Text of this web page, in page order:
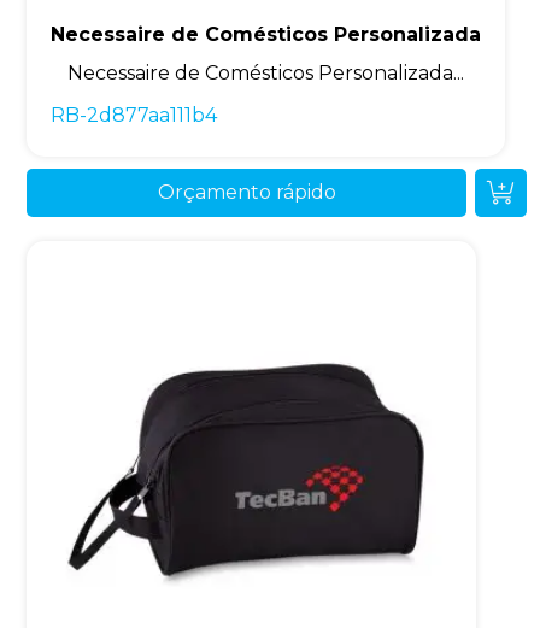
Necessaire de Comésticos Personalizada
Necessaire de Comésticos Personalizada...
RB-2d877aa111b4
Orçamento rápido